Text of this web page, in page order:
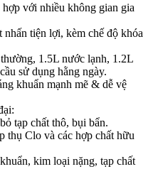
với nhiều không gian gia
tiện lợi, kèm chế độ khóa
1.5L nước lạnh, 1.2L
sử dụng hằng ngày.
khuẩn mạnh mẽ & dễ vệ
tạp chất thô, bụi bẩn.
thụ Clo và các hợp chất hữu
kim loại nặng, tạp chất